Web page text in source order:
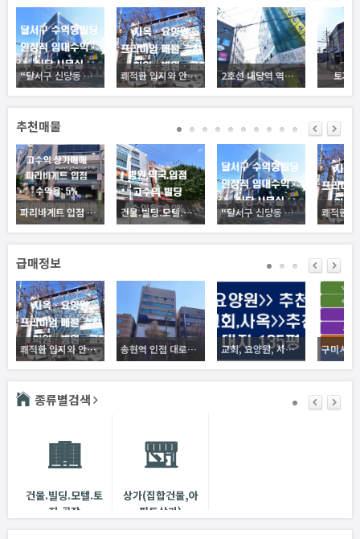
“달서구 신당동 수익형 빌딩 — 안정적 임대수익, 공실 없는 5층 근생건물” 쾌적한 입지와 안정된 구조, 사옥·요양시설 모두 가능한 건물, 비즈니스와 휴식이 공존하는 공간, 방촌동 핵심 건물 매매 2호선 내당역 역세권 통상가빌딩, 코너입지로 전면이 좋은 건물입니다. 토지/
추천매물
파리바게트 입점 고수익 상가매매. 안정적으로 장기수익 보장. 상권네에서 메인 핵심자리로서 A급 입지 건물.빌딩.모텔.토지.공장 “달서구 신당동 수익형 빌딩 — 안정적 임대수익, 공실 없는 5층 근생건물”
급매정보
쾌적한 입지와 안정된 구조, 사옥·요양시설 모두 가능한 건물, 비즈니스와 휴식이 공존하는 공간, 방촌동 핵심 건물 매매 송현역 인접 대로변 상가지대에 소재하는 빌딩건물 매매입니다. 교회, 요양원, 사옥 추천건물입니다. 감정평가 금액 23억 시세 이하 급매물입니다.
종류별검색
건물.빌딩.모텔.토
지.공장
상가(집합건물,아
파트상가)